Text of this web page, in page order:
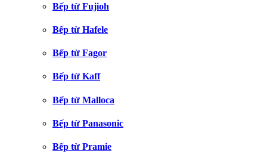
Bếp từ Fujioh
Bếp từ Hafele
Bếp từ Fagor
Bếp từ Kaff
Bếp từ Malloca
Bếp từ Panasonic
Bếp từ Pramie